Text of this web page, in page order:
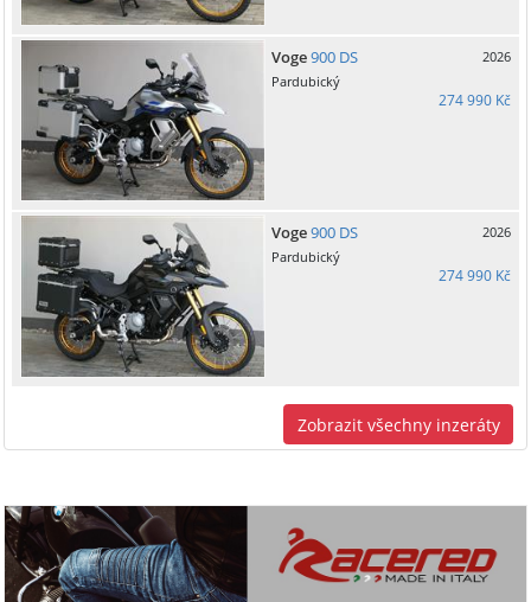
Voge900 DS
2026
Pardubický
274 990 Kč
Voge900 DS
2026
Pardubický
274 990 Kč
Zobrazit všechny inzeráty